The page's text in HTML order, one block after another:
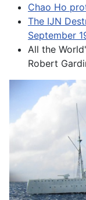
Chao Ho
The IJN
September
All the
Robert